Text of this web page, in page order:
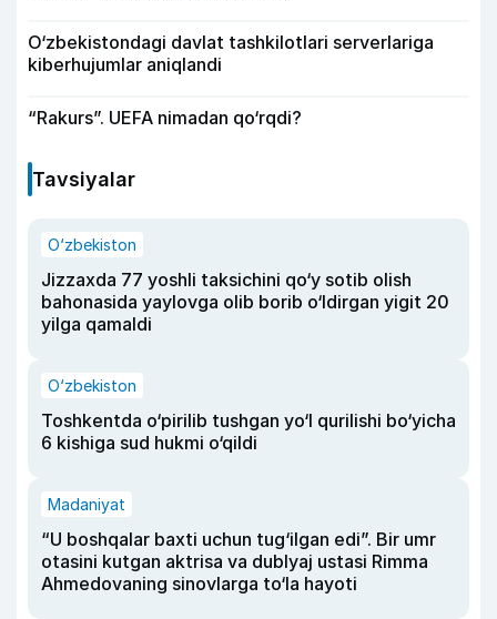
O‘zbekistondagi davlat tashkilotlari serverlariga
kiberhujumlar aniqlandi
“Rakurs”. UEFA nimadan qo‘rqdi?
Tavsiyalar
O‘zbekiston
Jizzaxda 77 yoshli taksichini qo‘y sotib olish
bahonasida yaylovga olib borib o‘ldirgan yigit 20
yilga qamaldi
O‘zbekiston
Toshkentda o‘pirilib tushgan yo‘l qurilishi bo‘yicha
6 kishiga sud hukmi o‘qildi
Madaniyat
“U boshqalar baxti uchun tug‘ilgan edi”. Bir umr
otasini kutgan aktrisa va dublyaj ustasi Rimma
Ahmedovaning sinovlarga to‘la hayoti